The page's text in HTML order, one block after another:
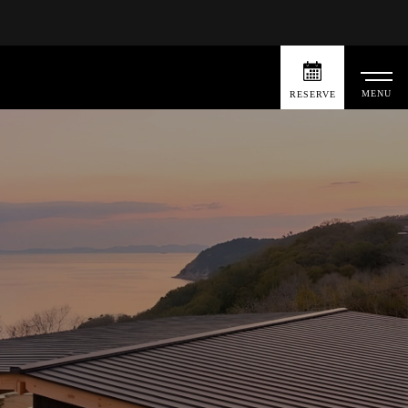
RESERVE MENU